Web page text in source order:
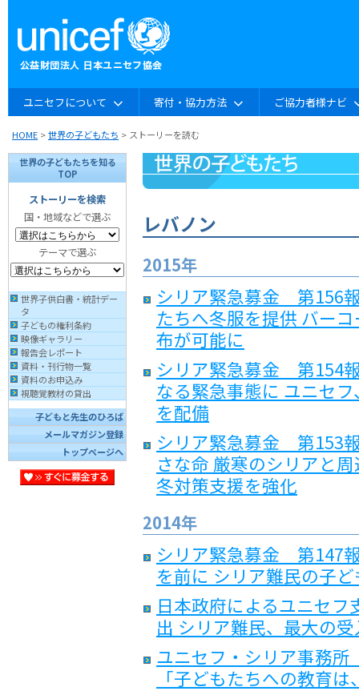
ユニセフについて 寄付・協力方法 ご協力者様ナビ
HOME >世界の子どもたち > ストーリーを読む
世界の子どもたちを知る
TOP
ストーリーを検索
国・地域などで選ぶ
テーマで選ぶ
世界子供白書・統計デー
タ
子どもの権利条約
映像ギャラリー
報告会レポート
資料・刊行物一覧
資料のお申込み
視聴覚教材の貸出
子どもと先生のひろば
メールマガジン登録
トップページへ
レバノン
2015年
シリア緊急募金 第156
たちへ冬服を提供 バー
布が可能に
シリア緊急募金 第154
なる緊急事態に ユニセ
を配備
シリア緊急募金 第153
さな命 厳寒のシリアと
冬対策支援を強化
2014年
シリア緊急募金 第147
を前に シリア難民の子
日本政府によるユニセ
出 シリア難民、最大の
ユニセフ・シリア事務
「子どもたちへの教育